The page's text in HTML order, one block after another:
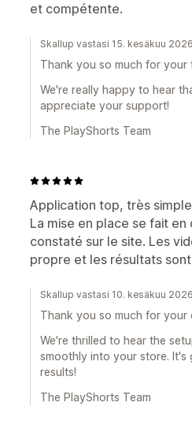
et compétente.
Skallup vastasi 15. kesäkuu 2026
Thank you so much for your
We're really happy to hear
appreciate your support!
The PlayShorts Team
Application top, très
La mise en place se fait
constaté sur le site. Les
propre et les résultats
Skallup vastasi 10. kesäkuu 2026
Thank you so much for your
We're thrilled to hear the
smoothly into your store.
results!
The PlayShorts Team